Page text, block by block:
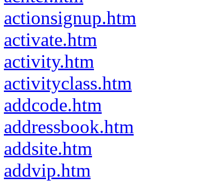
actionsignup.htm
activate.htm
activity.htm
activityclass.htm
addcode.htm
addressbook.htm
addsite.htm
addvip.htm